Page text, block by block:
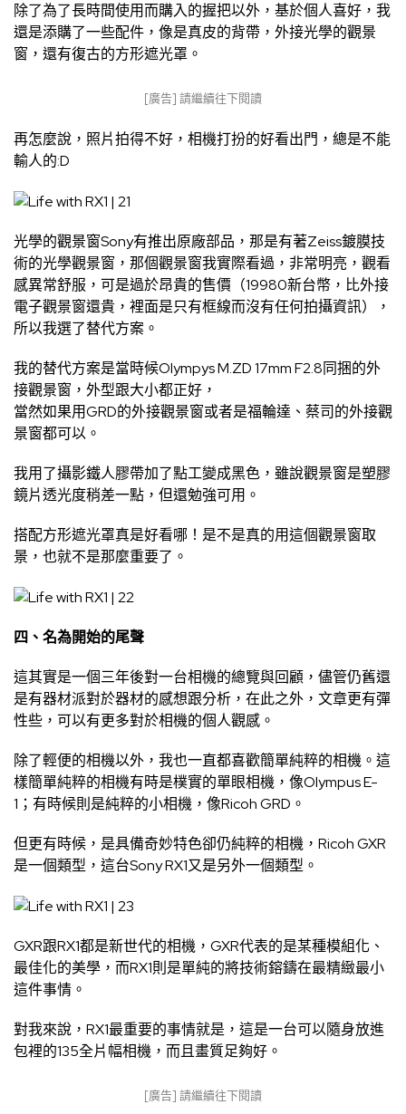
除了為了長時間使用而購入的握把以外，基於個人喜好，我
還是添購了一些配件，像是真皮的背帶，外接光學的觀景
窗，還有復古的方形遮光罩。
[廣告] 請繼續往下閱讀
再怎麼說，照片拍得不好，相機打扮的好看出門，總是不能
輸人的:D
光學的觀景窗Sony有推出原廠部品，那是有著Zeiss鍍膜技
術的光學觀景窗，那個觀景窗我實際看過，非常明亮，觀看
感異常舒服，可是過於昂貴的售價（19980新台幣，比外接
電子觀景窗還貴，裡面是只有框線而沒有任何拍攝資訊），
所以我選了替代方案。
我的替代方案是當時候Olympys M.ZD 17mm F2.8同捆的外
接觀景窗，外型跟大小都正好，
當然如果用GRD的外接觀景窗或者是福輪達、蔡司的外接觀
景窗都可以。
我用了攝影鐵人膠帶加了點工變成黑色，雖說觀景窗是塑膠
鏡片透光度稍差一點，但還勉強可用。
搭配方形遮光罩真是好看哪！是不是真的用這個觀景窗取
景，也就不是那麼重要了。
四、名為開始的尾聲
這其實是一個三年後對一台相機的總覽與回顧，儘管仍舊還
是有器材派對於器材的感想跟分析，在此之外，文章更有彈
性些，可以有更多對於相機的個人觀感。
除了輕便的相機以外，我也一直都喜歡簡單純粹的相機。這
樣簡單純粹的相機有時是樸實的單眼相機，像Olympus E-
1；有時候則是純粹的小相機，像Ricoh GRD。
但更有時候，是具備奇妙特色卻仍純粹的相機，Ricoh GXR
是一個類型，這台Sony RX1又是另外一個類型。
GXR跟RX1都是新世代的相機，GXR代表的是某種模組化、
最佳化的美學，而RX1則是單純的將技術鎔鑄在最精緻最小
這件事情。
對我來說，RX1最重要的事情就是，這是一台可以隨身放進
包裡的135全片幅相機，而且畫質足夠好。
[廣告] 請繼續往下閱讀